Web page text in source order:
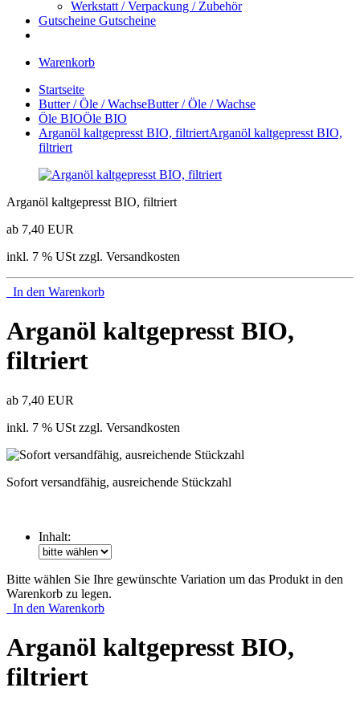
Werkstatt / Verpackung / Zubehör
Gutscheine Gutscheine
Warenkorb
Startseite
Butter / Öle / WachseButter / Öle / Wachse
Öle BIOÖle BIO
Arganöl kaltgepresst BIO, filtriertArganöl kaltgepresst BIO,
filtriert
Arganöl kaltgepresst BIO, filtriert
ab 7,40 EUR
inkl. 7 % USt zzgl. Versandkosten
In den Warenkorb
Arganöl kaltgepresst BIO,
filtriert
ab 7,40 EUR
inkl. 7 % USt zzgl. Versandkosten
Sofort versandfähig, ausreichende Stückzahl
Inhalt:
Bitte wählen Sie Ihre gewünschte Variation um das Produkt in den
Warenkorb zu legen.
In den Warenkorb
Arganöl kaltgepresst BIO,
filtriert